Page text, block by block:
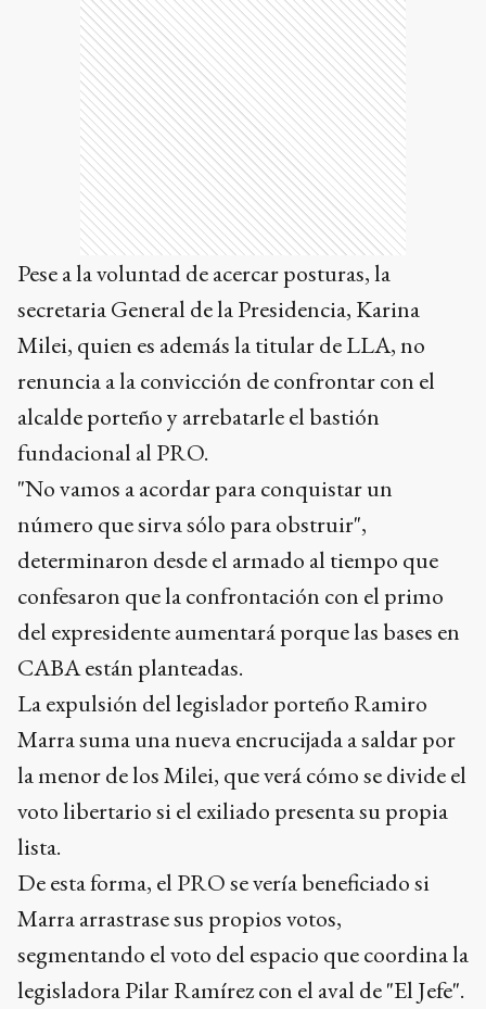
Pese a la voluntad de acercar posturas, la
secretaria General de la Presidencia, Karina
Milei, quien es además la titular de LLA, no
renuncia a la convicción de confrontar con el
alcalde porteño y arrebatarle el bastión
fundacional al PRO.
"No vamos a acordar para conquistar un
número que sirva sólo para obstruir",
determinaron desde el armado al tiempo que
confesaron que la confrontación con el primo
del expresidente aumentará porque las bases en
CABA están planteadas.
La expulsión del legislador porteño Ramiro
Marra suma una nueva encrucijada a saldar por
la menor de los Milei, que verá cómo se divide el
voto libertario si el exiliado presenta su propia
lista.
De esta forma, el PRO se vería beneficiado si
Marra arrastrase sus propios votos,
segmentando el voto del espacio que coordina la
legisladora Pilar Ramírez con el aval de "El Jefe".